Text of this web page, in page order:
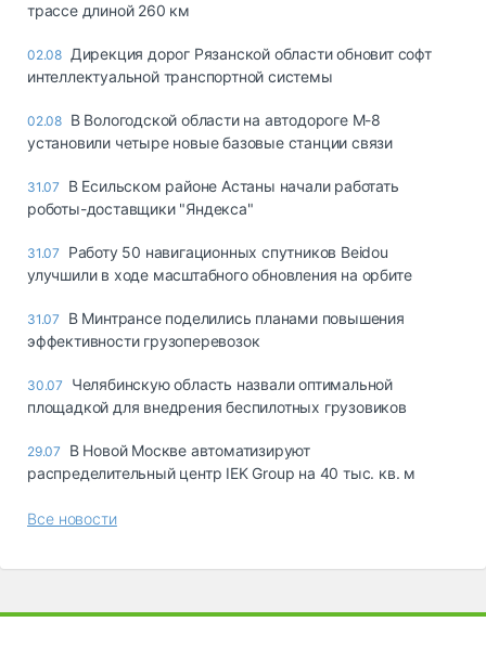
трассе длиной 260 км
02.08 Дирекция дорог Рязанской области обновит софт
интеллектуальной транспортной системы
02.08 В Вологодской области на автодороге М-8
установили четыре новые базовые станции связи
31.07
В Есильском районе Астаны начали работать
роботы-доставщики "Яндекса"
31.07
Работу 50 навигационных спутников Beidou
улучшили в ходе масштабного обновления на орбите
31.07
В Минтрансе поделились планами повышения
эффективности грузоперевозок
30.07
Челябинскую область назвали оптимальной
площадкой для внедрения беспилотных грузовиков
29.07
В Новой Москве автоматизируют
распределительный центр IEK Group на 40 тыс. кв. м
Все новости